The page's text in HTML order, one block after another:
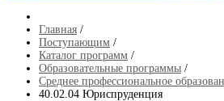
Главная /
Поступающим /
Каталог программ /
Образовательные программы /
Среднее профессиональное
40.02.04 Юриспруденция